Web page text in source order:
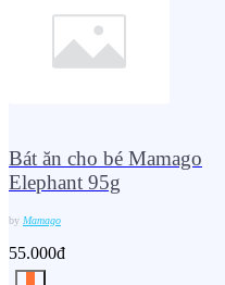
Bát ăn cho bé Mamago
Elephant 95g
by Mamago
55.000đ